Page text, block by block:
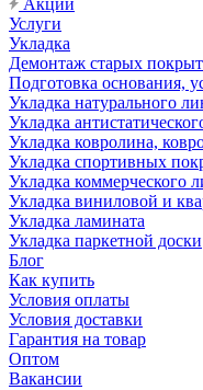
Акции
Услуги
Укладка
Демонтаж старых
Подготовка основания,
Укладка натурального
Укладка
Укладка ковролина,
Укладка спортивных
Укладка коммерческого
Укладка виниловой и
Укладка ламината
Укладка паркетной доски
Блог
Как купить
Условия оплаты
Условия доставки
Гарантия на товар
Оптом
Вакансии